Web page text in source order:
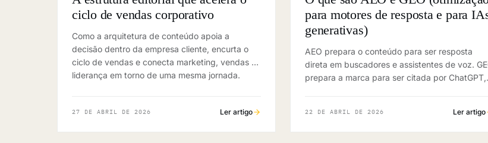
ciclo de vendas corporativo
Como a arquitetura de conteúdo apoia a
decisão dentro da empresa cliente, encurta o
ciclo de vendas e conecta marketing, vendas e
liderança em torno de uma mesma jornada.
27 DE ABRIL DE 2026 Ler artigo
para motores de resposta e para
generativas)
AEO prepara o conteúdo para ser resposta
direta em buscadores e assistentes de voz.
prepara a marca para ser citada por ChatGPT,
22 DE ABRIL DE 2026 Ler artigo